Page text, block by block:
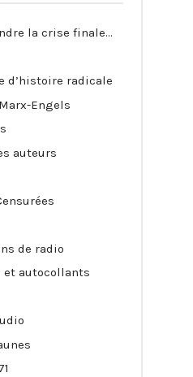
la crise finale…
d’histoire radicale
Engels
auteurs
de radio
et autocollants